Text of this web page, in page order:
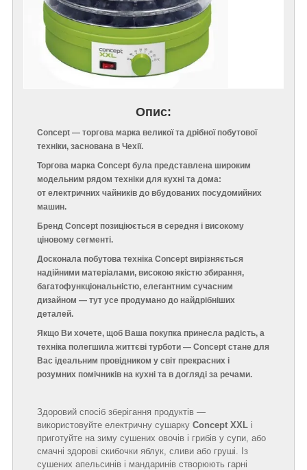
Опис:
Concept — торгова марка великої та дрібної побутової
техніки, заснована в Чехії.
Торгова марка Concept була представлена широким
модельним рядом техніки для кухні та дома:
от електричних чайників до вбудованих посудомийних
машин.
Бренд Concept позиціюється в середня і високому
ціновому сегменті.
Досконала побутова техніка Concept вирізняється
надійними матеріалами, високою якістю збирання,
багатофункціональністю, елегантним сучасним
дизайном — тут усе продумано до найдрібніших
деталей.
Якщо Ви хочете, щоб Ваша покупка принесла радість, а
техніка полегшила життєві турботи — Concept стане для
Вас ідеальним провідником у світ прекрасних і
розумних помічників на кухні та в догляді за речами.
Здоровий спосіб зберігання продуктів —
використовуйте електричну сушарку Concept XXL і
приготуйте на зиму сушених овочів і грибів у супи, або
смачні здорові скибочки яблук, сливи або груші. Із
сушених апельсинів і мандаринів створюють гарні